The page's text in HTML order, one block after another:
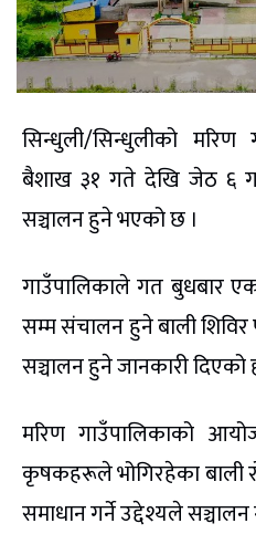
सिन्धुली/सिन्धुलीको
बैशाख ३१ गते देखि जेठ ६
सञ्चालन हुने भएको छ ।
गाउँपालिकाले गत बुधबार
सम्म संचालन हुने बाली शिविर
सञ्चालन हुने जानकारी दिएको
मरिण गाउँपालिकाको
कृषकहरूले भोगिरहेका बाली
समाधान गर्ने उद्देश्यले सञ्चालन